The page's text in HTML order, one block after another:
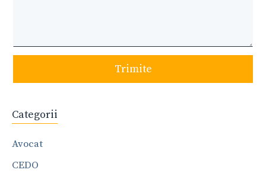
Trimite
Categorii
Avocat
CEDO